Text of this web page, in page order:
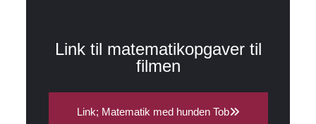
Link til matematikopgaver til
filmen
Link; Matematik med hunden Tob